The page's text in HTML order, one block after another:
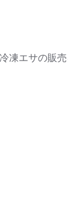
エサの販売